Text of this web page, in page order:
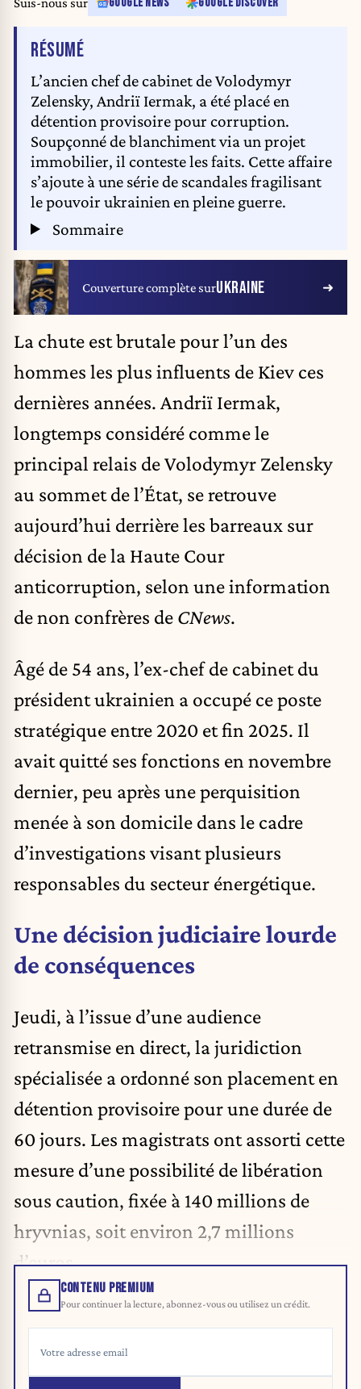
GOOGLE NEWS GOOGLE DISCOVER
RÉSUMÉDE L'ARTICLE
L’ancien chef de cabinet de Volodymyr
Zelensky, Andriï Iermak, a été placé en
détention provisoire pour corruption.
Soupçonné de blanchiment via un projet
immobilier, il conteste les faits. Cette affaire
s’ajoute à une série de scandales fragilisant
le pouvoir ukrainien en pleine guerre.
Sommaire
Couverture complète surUKRAINE
La chute est brutale pour l’un des
hommes les plus influents de Kiev ces
dernières années. Andriï Iermak,
longtemps considéré comme le
principal relais de Volodymyr Zelensky
au sommet de l’État, se retrouve
aujourd’hui derrière les barreaux sur
décision de la Haute Cour
anticorruption, selon une information
de non confrères de CNews.
Âgé de 54 ans, l’ex-chef de cabinet du
président ukrainien a occupé ce poste
stratégique entre 2020 et fin 2025. Il
avait quitté ses fonctions en novembre
dernier, peu après une perquisition
menée à son domicile dans le cadre
d’investigations visant plusieurs
responsables du secteur énergétique.
Une décision judiciaire lourde
de conséquences
Jeudi, à l’issue d’une audience
retransmise en direct, la juridiction
spécialisée a ordonné son placement en
détention provisoire pour une durée de
60 jours. Les magistrats ont assorti cette
mesure d’une possibilité de libération
sous caution, fixée à 140 millions de
hryvnias, soit environ 2,7 millions
d’euros.
CONTENU PREMIUM
Pour continuer la lecture, abonnez-vous ou utilisez un crédit.